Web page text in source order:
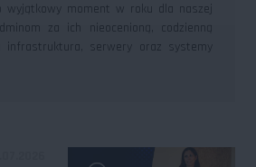
wyjątkowy moment w roku dla naszej
za ich nieocenioną, codzienną
infrastruktura, serwery oraz systemy